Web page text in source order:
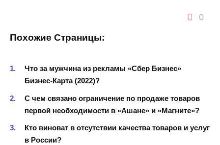
0
Похожие Страницы:
Что за мужчина из рекламы «Сбер Бизнес»
Бизнес-Карта (2022)?
С чем связано ограничение по продаже товаров
первой необходимости в «Ашане» и «Магните»?
Кто виноват в отсутствии качества товаров и услуг
в России?